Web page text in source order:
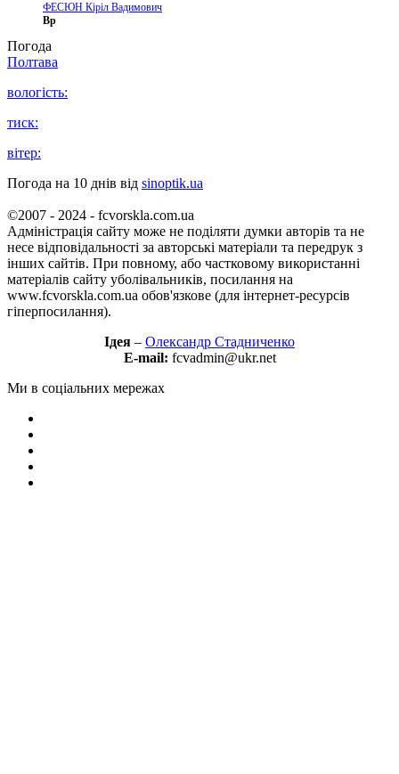
ФЕСЮН Кіріл Вадимович
Вр
Погода
Полтава
вологість:
тиск:
вітер:
Погода на 10 днів від sinoptik.ua
©2007 - 2024 - fcvorskla.com.ua
Адміністрація сайту може не поділяти думки авторів та не
несе відповідальності за авторські матеріали та передрук з
інших сайтів. При повному, або частковому використанні
матеріалів сайту уболівальників, посилання на
www.fcvorskla.com.ua обов'язкове (для інтернет-ресурсів
гіперпосилання).
Ідея – Олександр Стадниченко
E-mail: fcvadmin@ukr.net
Ми в соціальних мережах